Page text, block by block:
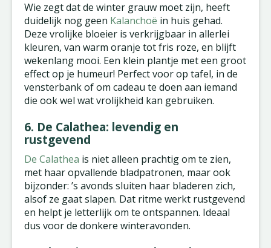
Wie zegt dat de winter grauw moet zijn, heeft
duidelijk nog geen Kalanchoë in huis gehad.
Deze vrolijke bloeier is verkrijgbaar in allerlei
kleuren, van warm oranje tot fris roze, en blijft
wekenlang mooi. Een klein plantje met een groot
effect op je humeur! Perfect voor op tafel, in de
vensterbank of om cadeau te doen aan iemand
die ook wel wat vrolijkheid kan gebruiken.
6. De Calathea: levendig en
rustgevend
De Calathea is niet alleen prachtig om te zien,
met haar opvallende bladpatronen, maar ook
bijzonder: ’s avonds sluiten haar bladeren zich,
alsof ze gaat slapen. Dat ritme werkt rustgevend
en helpt je letterlijk om te ontspannen. Ideaal
dus voor de donkere winteravonden.